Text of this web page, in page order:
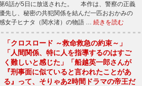
6話が5日に放送された。 本作は、警察の正義
先し、秘密の共犯関係を結んだ一匹おおかみの
女子ヒナタ（関水渚）の物語 … 続きを読む
「クロスロード ～救命救急の約束～」
「人間関係、特に人を指導するのはすご
く難しいと感じた」「船越英一郎さんが
『刑事面に似ていると言われたことがあ
る』って、そりゃあ2時間ドラマの帝王だ